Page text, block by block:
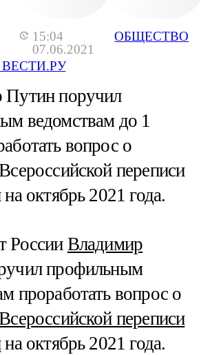
15:04
07.06.2021
ОБЩЕСТВО
Путин поручил
ведомствам до 1
вопрос о
переписи
на октябрь 2021 года.
РоссииВладимир
профильным
проработать вопрос о
переписи
на октябрь 2021 года.